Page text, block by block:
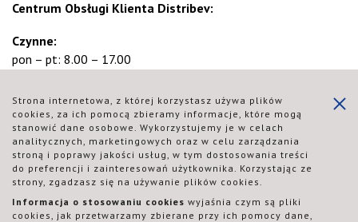
Centrum Obsługi Klienta Distribev:
Czynne:
pon – pt: 8.00 – 17.00
t:
48 32 628 99 99
(opcja nr 1 w menu głosowym)
Strona internetowa, z której korzystasz używa plików
cookies, za ich pomocą zbieramy informacje, które mogą
stanowić dane osobowe. Wykorzystujemy je w celach
analitycznych, marketingowych oraz w celu zarządzania
stroną i poprawy jakości usług, w tym dostosowania treści
do preferencji i zainteresowań użytkownika. Korzystając ze
strony, zgadzasz się na używanie plików cookies.
Informacja o stosowaniu cookies wyjaśnia czym są pliki
cookies, jak przetwarzamy zbierane przy ich pomocy dane,